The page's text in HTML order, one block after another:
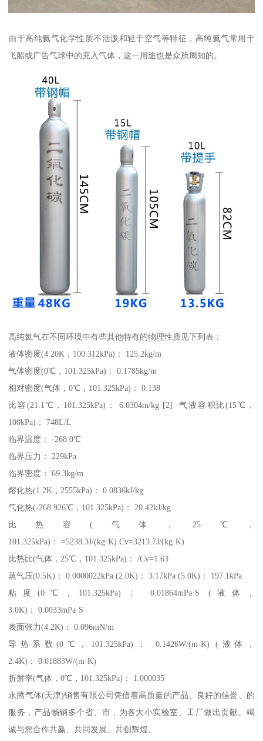
由于高纯氦气化学性质不活泼和轻于空气等特征，高纯氦气常用于
飞船或广告气球中的充入气体，这一用途也是众所周知的。
高纯氦气在不同环境中有些其他特有的物理性质见下列表：
液体密度(4.20K，100.312kPa)： 125.2kg/m
气体密度(0℃，101.325kPa)： 0.1785kg/m
相对密度(气体，0℃，101.325kPa)： 0.138
比容(21.1℃，101.325kPa)： 6.0304m/kg [2] 气液容积比(15℃，
100kPa)： 748L/L
临界温度： -268.0℃
临界压力： 229kPa
临界密度： 69.3kg/m
熔化热(1.2K，2555kPa)： 0.0836kJ/kg
气化热(-268.926℃，101.325kPa)： 20.42kJ/kg
比热容(气体，25℃，
101.325kPa)： =5238.3J/(kg·K) Cv=3213.7J/(kg·K)
比热比(气体，25℃，101.325kPa)： /Cv=1.63
蒸气压(0.5K)： 0.0000022kPa (2.0K)： 3.17kPa (5.0K)： 197.1kPa
粘度(0℃，101.325kPa)： 0.01864mPa·S (液体，
3.0K)： 0.0033mPa·S
表面张力(4.2K)： 0.096mN/m
导热系数(0℃，101.325kPa)： 0.1426W/(m·K) (液体，
2.4K)： 0.01883W/(m·K)
折射率(气体，0℃，101.325kPa)： 1.000035
永腾气体(天津)销售有限公司凭借着高质量的产品、良好的信誉、的
服务，产品畅销多个省、市，为各大小实验室、工厂做出贡献。竭
诚与您合作共赢、共同发展、共创辉煌。